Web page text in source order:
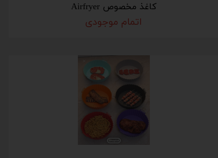
کاغذ مخصوص Airfryer
اتمام موجودی